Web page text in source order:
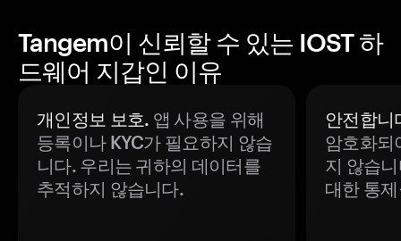
Tangem이 신뢰할 수 있는 IOST 하
드웨어 지갑인 이유
개인정보 보호. 앱 사용을 위해
등록이나 KYC가 필요하지 않습
니다. 우리는 귀하의 데이터를
추적하지 않습니다.
안전합니
암호화되
지 않습
대한 통